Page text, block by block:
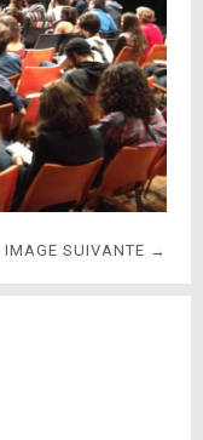
IMAGE SUIVANTE →